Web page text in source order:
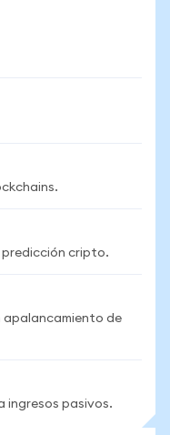
predicción cripto.
apalancamiento de
ingresos pasivos.